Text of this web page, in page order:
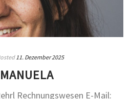
11. Dezember 2025
Rechnungswesen E-Mail: